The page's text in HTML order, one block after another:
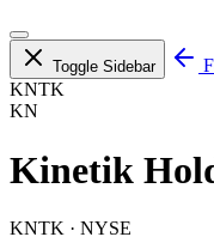
Toggle Sidebar
KNTK
KN
Kinetik
KNTK · NYSE